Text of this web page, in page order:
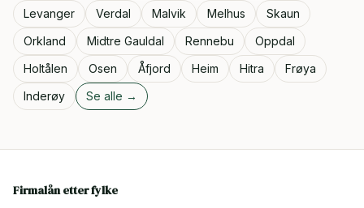
Levanger
Verdal Malvik Melhus
Skaun
Orkland
Midtre Gauldal Rennebu
Oppdal
Holtålen
Osen Åfjord Heim Hitra
Frøya
Inderøy
Se alle →
Firmalån etter fylke